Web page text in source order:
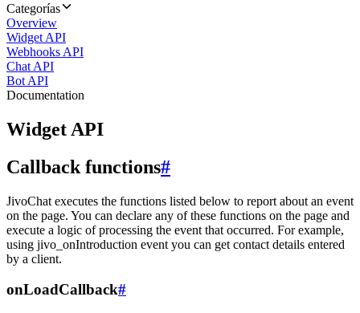
Categorías
Overview
Widget API
Webhooks API
Chat API
Bot API
Documentation
Widget API
Callback functions#
JivoChat executes the functions listed below to report about an event
on the page. You can declare any of these functions on the page and
execute a logic of processing the event that occurred. For example,
using jivo_onIntroduction event you can get contact details entered
by a client.
onLoadCallback#